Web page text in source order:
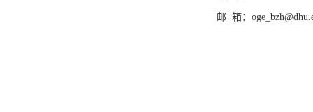
邮 箱：